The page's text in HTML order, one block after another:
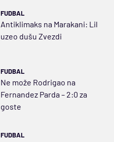
FUDBAL
Antiklimaks na Marakani: Lil
uzeo dušu Zvezdi
FUDBAL
Ne može Rodrigao na
Fernandez Parda – 2:0 za
goste
FUDBAL